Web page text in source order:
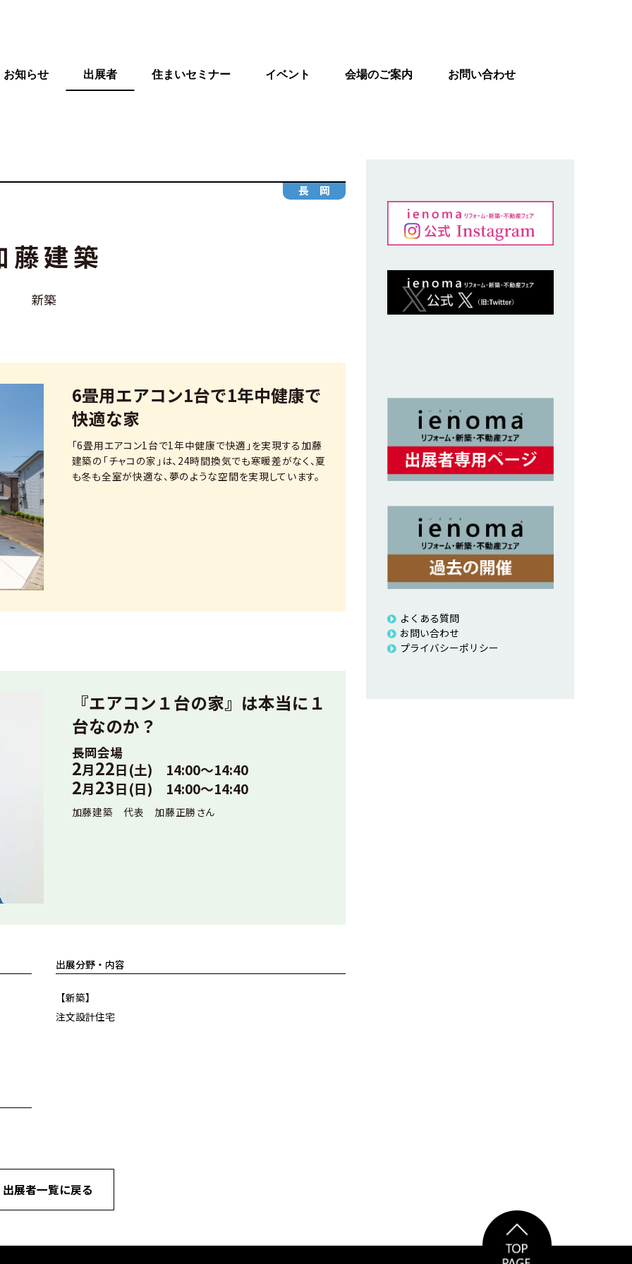
お知らせ 出展者 住まいセミナー イベント 会場のご案内 お問い合わせ
長 岡
藤建築
新築
6畳用エアコン1台で1年中健康で
快適な家
「6畳用エアコン1台で1年中健康で快適」を実現する加藤
建築の「チャコの家」は、24時間換気でも寒暖差がなく、夏
も冬も全室が快適な、夢のような空間を実現しています。
『エアコン１台の家』は本当に１
台なのか？
長岡会場
2月22日(土) 14:00～14:40
2月23日(日) 14:00～14:40
加藤建築 代表 加藤正勝さん
出展分野・内容
【新築】
注文設計住宅
出展者一覧に戻る
よくある質問
お問い合わせ
プライバシーポリシー